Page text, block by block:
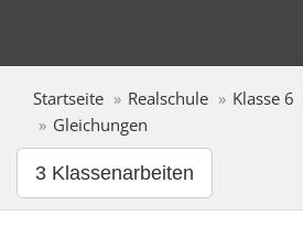
Startseite Realschule Klasse 6
Gleichungen
3 Klassenarbeiten